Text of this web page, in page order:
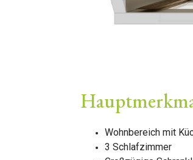
Wohnbereich mit
3 Schlafzimmer